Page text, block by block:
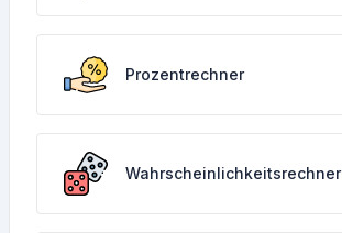
Prozentrechner
Wahrscheinlichkeitsrechner